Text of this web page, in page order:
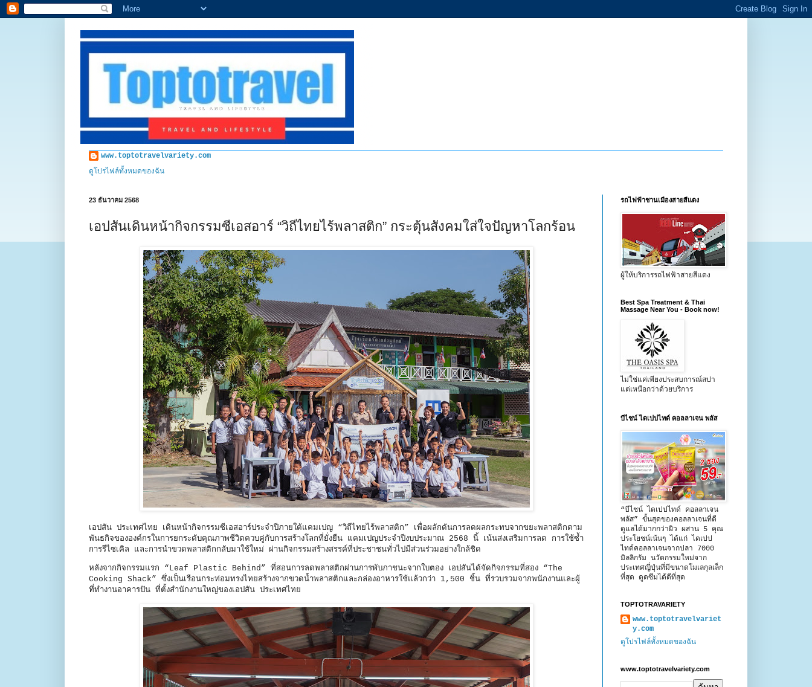
www.toptotravelvariety.com
ดูโปรไฟล์ทั้งหมดของฉัน
23 ธันวาคม 2568
เอปสันเดินหน้ากิจกรรมซีเอสอาร์ “วิถีไทยไร้พลาสติก” กระตุ้นสังคมใส่ใจปัญหาโลกร้อน
เอปสัน ประเทศไทย เดินหน้ากิจกรรมซีเอสอาร์ประจำปีภายใต้แคมเปญ “วิถีไทยไร้พลาสติก” เพื่อผลักดันการลดผลกระทบจากขยะพลาสติกตาม
พันธกิจขององค์กรในการยกระดับคุณภาพชีวิตควบคู่กับการสร้างโลกที่ยั่งยืน แคมเปญประจำปีงบประมาณ 2568 นี้ เน้นส่งเสริมการลด การใช้ซ้ำ
การรีไซเคิล และการนำขวดพลาสติกกลับมาใช้ใหม่ ผ่านกิจกรรมสร้างสรรค์ที่ประชาชนทั่วไปมีส่วนร่วมอย่างใกล้ชิด
หลังจากกิจกรรมแรก “Leaf Plastic Behind” ที่สอนการลดพลาสติกผ่านการพับภาชนะจากใบตอง เอปสันได้จัดกิจกรรมที่สอง “The
Cooking Shack” ซึ่งเป็นเรือนกระท่อมทรงไทยสร้างจากขวดน้ำพลาสติกและกล่องอาหารใช้แล้วกว่า 1,500 ชิ้น ที่รวบรวมจากพนักงานและผู้
ที่ทำงานอาคารปัน ที่ตั้งสำนักงานใหญ่ของเอปสัน ประเทศไทย
รถไฟฟ้าชานเมืองสายสีแดง
ผู้ให้บริการรถไฟฟ้าสายสีแดง
Best Spa Treatment & Thai
Massage Near You - Book now!
ไม่ใช่แค่เพียงประสบการณ์สปา
แต่เหนือกว่าด้วยบริการ
บีไชน์ ไดเปปไทด์ คอลลาเจน พลัส
“บีไชน์ ไดเปปไทด์ คอลลาเจน
พลัส” ขั้นสุดของคอลลาเจนที่ดี
ดูแลได้มากกว่าผิว ผสาน 5 คุณ
ประโยชน์เน้นๆ ได้แก่ ไดเปป
ไทด์คอลลาเจนจากปลา 7000
มิลลิกรัม นวัตกรรมใหม่จาก
ประเทศญี่ปุ่นที่มีขนาดโมเลกุลเล็ก
ที่สุด ดูดซึมได้ดีที่สุด
TOPTOTRAVARIETY
www.toptotravelvariet
y.com
ดูโปรไฟล์ทั้งหมดของฉัน
www.toptotravelvariety.com